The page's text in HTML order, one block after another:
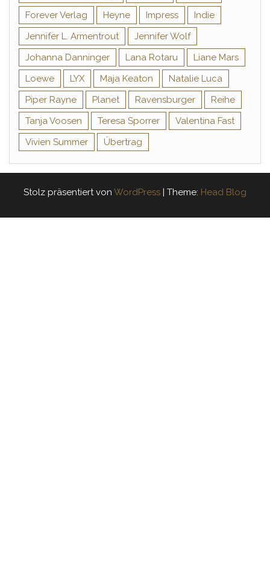
Forever Verlag
Heyne Impress
Indie
Jennifer L. Armentrout
Jennifer Wolf
Johanna Danninger
Lana Rotaru
Liane Mars
Loewe
LYX Maja Keaton
Natalie Luca
Piper Rayne
Planet Ravensburger
Reihe
Tanja Voosen
Teresa Sporrer
Valentina Fast
Vivien Summer
Übertrag
Stolz präsentiert von WordPress | Theme: Head Blog